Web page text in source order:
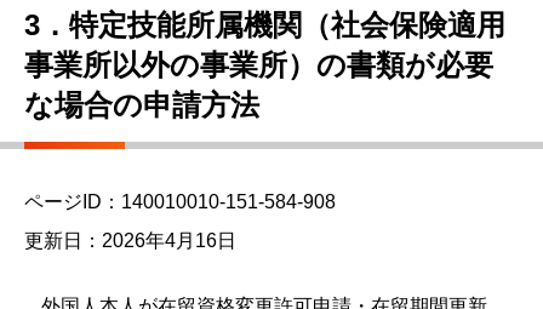
3．特定技能所属機関（社会保険適用
事業所以外の事業所）の書類が必要
な場合の申請方法
ページID：140010010-151-584-908
更新日：2026年4月16日